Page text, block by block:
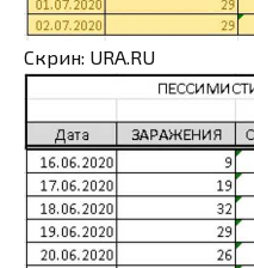
Скрин: URA.RU